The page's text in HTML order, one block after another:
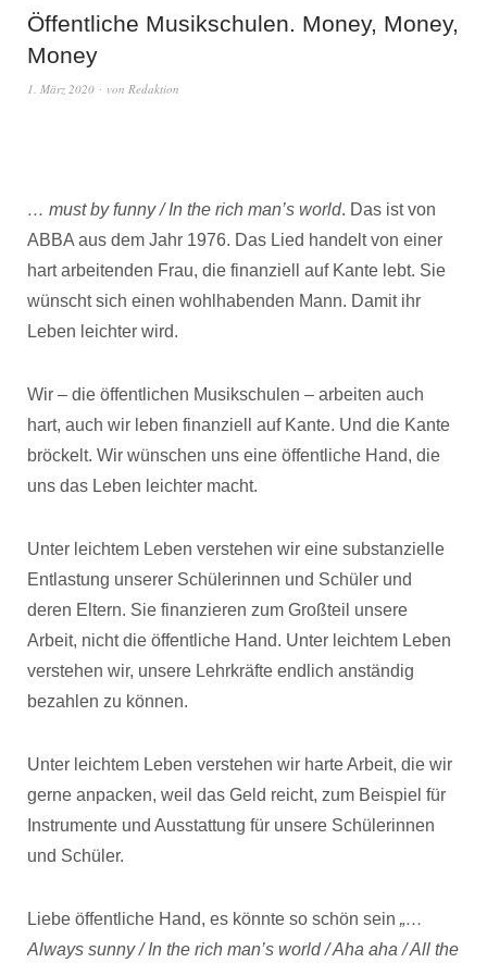
Öffentliche Musikschulen. Money, Money,
Money
1. März 2020 von Redaktion
… must by funny / In the rich man’s world. Das ist von
ABBA aus dem Jahr 1976. Das Lied handelt von einer
hart arbeitenden Frau, die finanziell auf Kante lebt. Sie
wünscht sich einen wohlhabenden Mann. Damit ihr
Leben leichter wird.
Wir – die öffentlichen Musikschulen – arbeiten auch
hart, auch wir leben finanziell auf Kante. Und die Kante
bröckelt. Wir wünschen uns eine öffentliche Hand, die
uns das Leben leichter macht.
Unter leichtem Leben verstehen wir eine substanzielle
Entlastung unserer Schülerinnen und Schüler und
deren Eltern. Sie finanzieren zum Großteil unsere
Arbeit, nicht die öffentliche Hand. Unter leichtem Leben
verstehen wir, unsere Lehrkräfte endlich anständig
bezahlen zu können.
Unter leichtem Leben verstehen wir harte Arbeit, die wir
gerne anpacken, weil das Geld reicht, zum Beispiel für
Instrumente und Ausstattung für unsere Schülerinnen
und Schüler.
Liebe öffentliche Hand, es könnte so schön sein „…
Always sunny / In the rich man’s world / Aha aha / All the